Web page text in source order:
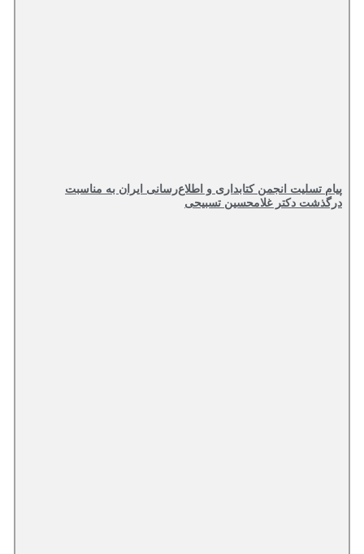
پیام تسلیت انجمن کتابداری و اطلاع‌رسانی ایران به مناسبت
درگذشت دکتر غلامحسین تسبیحی